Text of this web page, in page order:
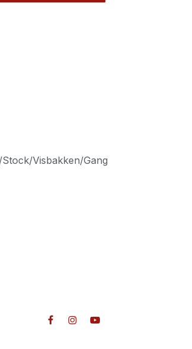
Visbakken/Gang